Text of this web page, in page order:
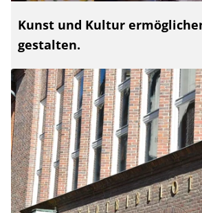
Kunst und Kultur
gestalten.